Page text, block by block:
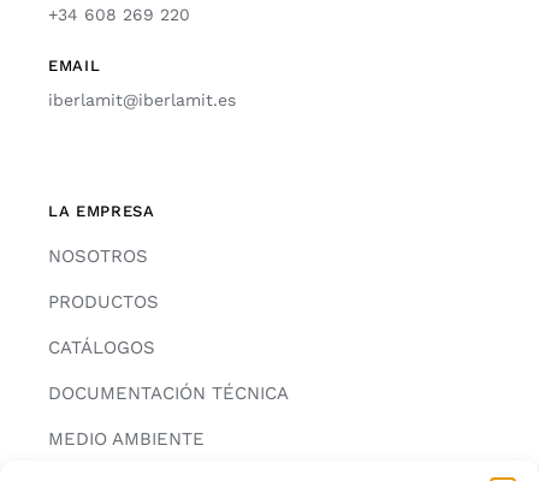
+34 608 269 220
EMAIL
iberlamit@iberlamit.es
LA EMPRESA
NOSOTROS
PRODUCTOS
CATÁLOGOS
DOCUMENTACIÓN TÉCNICA
MEDIO AMBIENTE